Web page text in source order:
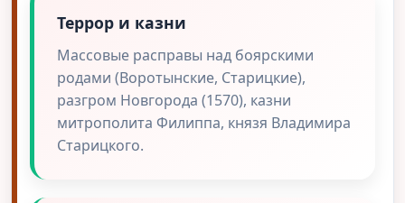
Террор и казни
Массовые расправы над боярскими
родами (Воротынские, Старицкие),
разгром Новгорода (1570), казни
митрополита Филиппа, князя Владимира
Старицкого.